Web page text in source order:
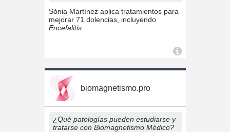
Sònia Martínez aplica tratamientos para
mejorar 71 dolencias, incluyendo
Encefalitis.
biomagnetismo.pro
¿Qué patologías pueden estudiarse y
tratarse con Biomagnetismo Médico?